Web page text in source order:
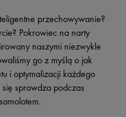
przechowywanie?
Pokrowiec na narty
naszymi niezwykle
go z myślą o jak
i optymalizacji każdego
sprawdza podczas